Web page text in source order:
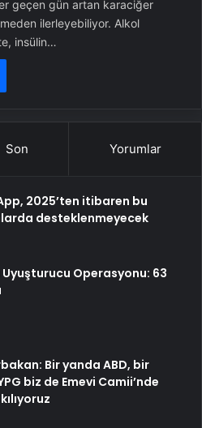
geçen gün artan karaciğer
ilerleyebiliyor. Alkol
insülin…
Son Yorumlar
2025’ten itibaren bu
desteklenmeyecek
Uyuşturucu Operasyonu: 63
Bir yanda ABD, bir
biz de Emevi Camii’nde